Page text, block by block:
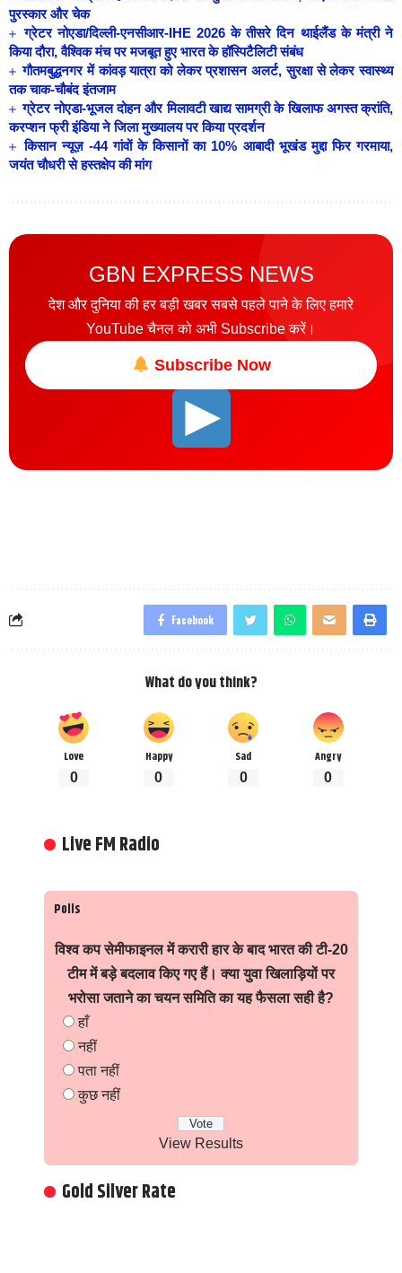
पुरस्कार और चेक
ग्रेटर नोएडा/दिल्ली-एनसीआर-IHE 2026 के तीसरे दिन थाईलैंड के मंत्री ने
किया दौरा, वैश्विक मंच पर मजबूत हुए भारत के हॉस्पिटैलिटी संबंध
गौतमबुद्धनगर में कांवड़ यात्रा को लेकर प्रशासन अलर्ट, सुरक्षा से लेकर स्वास्थ्य
तक चाक-चौबंद इंतजाम
ग्रेटर नोएडा-भूजल दोहन और मिलावटी खाद्य सामग्री के खिलाफ अगस्त क्रांति,
करप्शन फ्री इंडिया ने जिला मुख्यालय पर किया प्रदर्शन
किसान न्यूज़ -44 गांवों के किसानों का 10% आबादी भूखंड मुद्दा फिर गरमाया,
जयंत चौधरी से हस्तक्षेप की मांग
GBN EXPRESS NEWS
देश और दुनिया की हर बड़ी खबर सबसे पहले पाने के लिए हमारे
YouTube चैनल को अभी Subscribe करें।
Subscribe Now
Facebook
What do you think?
Love
0
Happy
0
Sad
0
Angry
0
Live FM Radio
Polls
विश्व कप सेमीफाइनल में करारी हार के बाद भारत की टी-20
टीम में बड़े बदलाव किए गए हैं। क्या युवा खिलाड़ियों पर
भरोसा जताने का चयन समिति का यह फैसला सही है?
हाँ
नहीं
पता नहीं
कुछ नहीं
View Results
Gold Silver Rate